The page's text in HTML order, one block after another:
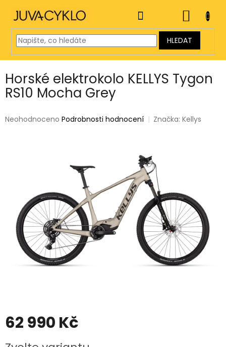
obsah
HLEDAT
KOŠÍK
Horské elektrokolo KELLYS Tygon
RS10 Mocha Grey
Průměrné
Neohodnoceno Podrobnosti hodnocení Značka:Kellys
62 990 Kč